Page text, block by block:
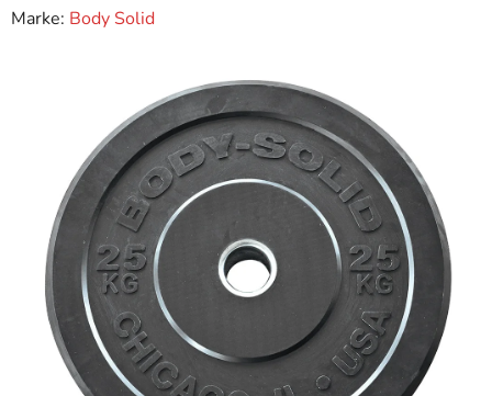
Marke: Body Solid